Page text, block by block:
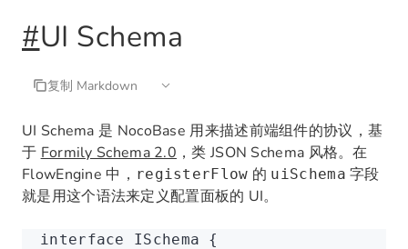
#UI Schema
复制 Markdown
UI Schema 是 NocoBase 用来描述前端组件的协议，基
于 Formily Schema 2.0 ，类 JSON Schema 风格。在
FlowEngine 中， registerFlow 的 uiSchema 字段
就是用这个语法来定义配置面板的 UI。
interface ISchema {